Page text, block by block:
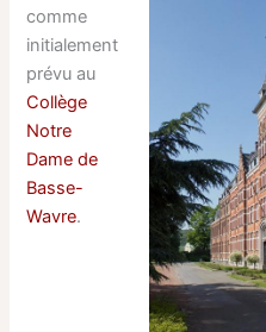
comme
initialement
prévu au
Collège
Notre
Dame de
Basse-
Wavre.